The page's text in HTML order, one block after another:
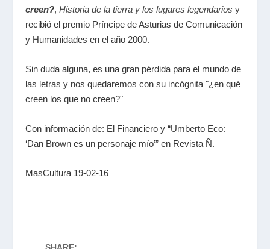
creen?,Historia de la tierra y los lugares legendarios y
recibió el premio Príncipe de Asturias de Comunicación
y Humanidades en el año 2000.
Sin duda alguna, es una gran pérdida para el mundo de
las letras y nos quedaremos con su incógnita "¿en qué
creen los que no creen?"
Con información de: El Financiero y “Umberto Eco:
‘Dan Brown es un personaje mío’” en Revista Ñ.
MasCultura 19-02-16